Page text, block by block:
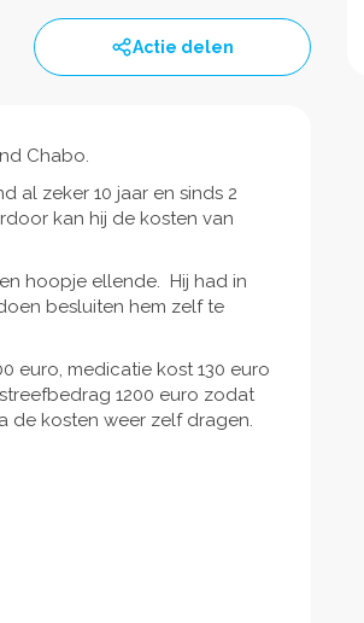
Actie delen
Chabo.
al zeker 10 jaar en sinds 2
kan hij de kosten van
hoopje ellende. Hij had in
besluiten hem zelf te
euro, medicatie kost 130 euro
1200 euro zodat
de kosten weer zelf dragen.